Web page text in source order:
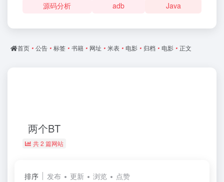
源码分析
adb Java
首页 • 公告 • 标签 • 书籍 • 网址 • 米表 • 电影 • 归档 • 电影 • 正文
两个BT
共 2 篇网站
排序 发布 更新 浏览 点赞